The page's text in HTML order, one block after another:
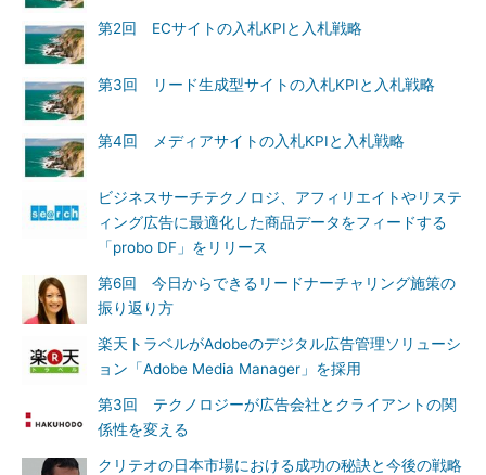
第2回 ECサイトの入札KPIと入札戦略
第3回 リード生成型サイトの入札KPIと入札戦略
第4回 メディアサイトの入札KPIと入札戦略
ビジネスサーチテクノロジ、アフィリエイトやリステ
ィング広告に最適化した商品データをフィードする
「probo DF」をリリース
第6回 今日からできるリードナーチャリング施策の
振り返り方
楽天トラベルがAdobeのデジタル広告管理ソリューシ
ョン「Adobe Media Manager」を採用
第3回 テクノロジーが広告会社とクライアントの関
係性を変える
クリテオの日本市場における成功の秘訣と今後の戦略